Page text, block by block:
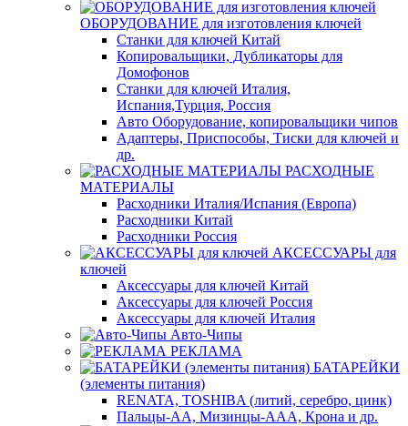
ОБОРУДОВАНИЕ для изготовления ключей
Станки для ключей Китай
Копировальщики, Дубликаторы для
Домофонов
Станки для ключей Италия,
Испания,Турция, Россия
Авто Оборудование, копировальщики чипов
Адаптеры, Приспособы, Тиски для ключей и
др.
РАСХОДНЫЕ
МАТЕРИАЛЫ
Расходники Италия/Испания (Европа)
Расходники Китай
Расходники Россия
АКСЕССУАРЫ для
ключей
Аксессуары для ключей Китай
Аксессуары для ключей Россия
Аксессуары для ключей Италия
Авто-Чипы
РЕКЛАМА
БАТАРЕЙКИ
(элементы питания)
RENATA, TOSHIBA (литий, серебро, цинк)
Пальцы-АА, Мизинцы-ААА, Крона и др.